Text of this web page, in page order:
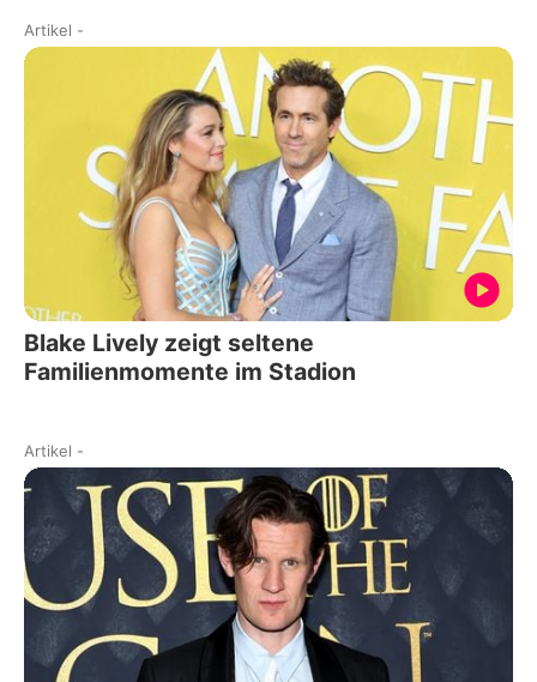
Artikel -
Blake Lively zeigt seltene
Familienmomente im Stadion
Artikel -